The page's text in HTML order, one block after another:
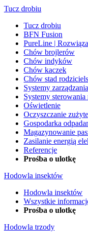
Tucz drobiu
Tucz drobiu
BFN Fusion
PureLine |
Chów brojlerów
Chów indyków
Chów kaczek
Chów stad
Systemy
Systemy
Oświetlenie
Oczyszczanie
Gospodarka
Magazynowanie
Zasilanie energią
Referencje
Prośba o ulotkę
Hodowla insektów
Hodowla insektów
Wszystkie
Prośba o ulotkę
Hodowla trzody